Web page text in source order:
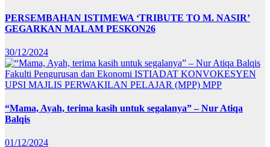
PERSEMBAHAN ISTIMEWA ‘TRIBUTE TO M. NASIR’
GEGARKAN MALAM PESKON26
30/12/2024
Fakulti Pengurusan dan Ekonomi ISTIADAT KONVOKESYEN
UPSI MAJLIS PERWAKILAN PELAJAR (MPP) MPP
“Mama, Ayah, terima kasih untuk segalanya” – Nur Atiqa
Balqis
01/12/2024